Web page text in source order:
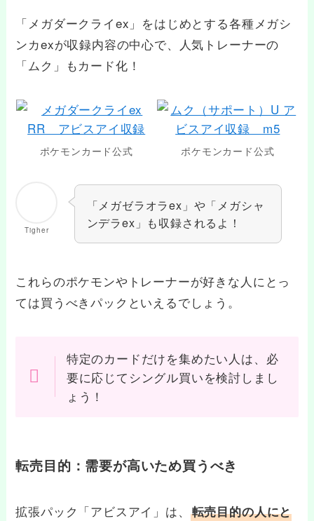
「メガダークライex」をはじめとする各種メガシ
ンカexが収録内容の中心で、人気トレーナーの
「ムク」もカード化！
ポケモンカード公式 ポケモンカード公式
Tigher
「メガゼラオラex」や「メガシャ
ンデラex」も収録されるよ！
これらのポケモンやトレーナーが好きな人にとっ
ては買うべきパックといえるでしょう。
特定のカードだけを集めたい人は、必
要に応じてシングル買いを検討しまし
ょう！
転売目的：需要が高いため買うべき
拡張パック「アビスアイ」は、
転売目的の人にと